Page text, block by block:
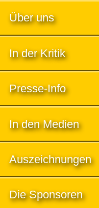
Über uns
In der Kritik
Presse-Info
In den Medien
Auszeichnungen
Die Sponsoren